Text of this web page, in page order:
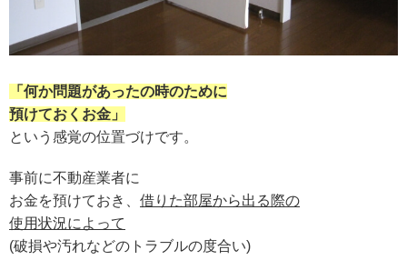
「何か問題があったの時のために
預けておくお金」
という感覚の位置づけです。
事前に不動産業者に
お金を預けておき、 借りた部屋から出る際の
使用状況によって
(破損や汚れなどのトラブルの度合い)